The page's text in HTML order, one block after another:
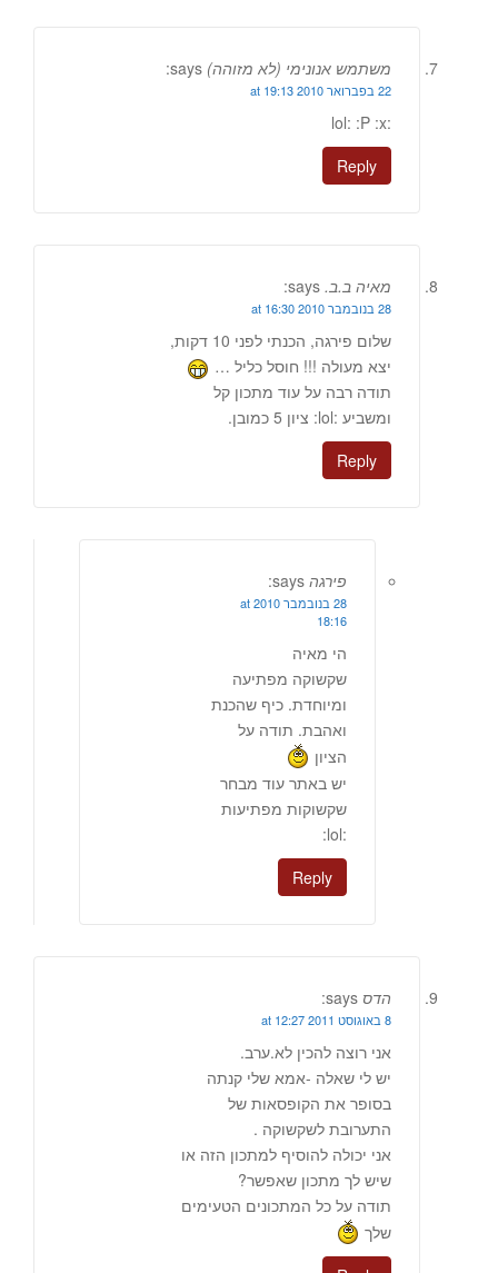
משתמש אנונימי (לא מזוהה) says:
22 בפברואר 2010 at 19:13
:lol: :P :x
Reply
מאיה ב.ב. says:
28 בנובמבר 2010 at 16:30
שלום פירגה, הכנתי לפני 10 דקות,
יצא מעולה !!! חוסל כליל …
תודה רבה על עוד מתכון קל
ומשביע :lol: ציון 5 כמובן.
Reply
פירגה says:
28 בנובמבר 2010 at
18:16
הי מאיה
שקשוקה מפתיעה
ומיוחדת. כיף שהכנת
ואהבת. תודה על
הציון
יש באתר עוד מבחר
שקשוקות מפתיעות
:lol:
Reply
הדס says:
8 באוגוסט 2011 at 12:27
אני רוצה להכין לא.ערב.
יש לי שאלה -אמא שלי קנתה
בסופר את הקופסאות של
התערובת לשקשוקה .
אני יכולה להוסיף למתכון הזה או
שיש לך מתכון שאפשר?
תודה על כל המתכונים הטעימים
שלך